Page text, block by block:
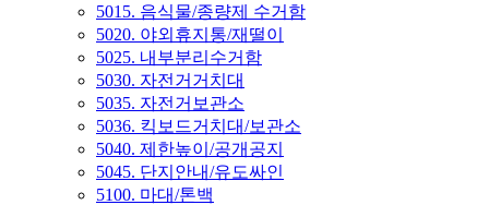
5015. 음식물/종량제 수거함
5020. 야외휴지통/재떨이
5025. 내부분리수거함
5030. 자전거거치대
5035. 자전거보관소
5036. 킥보드거치대/보관소
5040. 제한높이/공개공지
5045. 단지안내/유도싸인
5100. 마대/톤백